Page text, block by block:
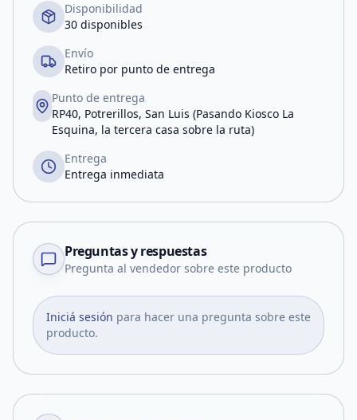
Disponibilidad
30 disponibles
Envío
Retiro por punto de entrega
Punto de entrega
RP40, Potrerillos, San Luis (Pasando Kiosco La
Esquina, la tercera casa sobre la ruta)
Entrega
Entrega inmediata
Preguntas y respuestas
Pregunta al vendedor sobre este producto
Iniciá sesión para hacer una pregunta sobre este
producto.